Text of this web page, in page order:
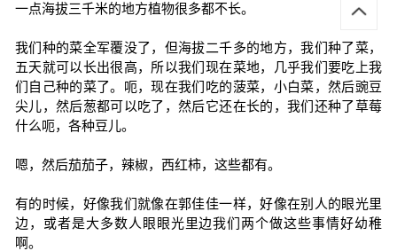
一点海拔三千米的地方植物很多都不长。
我们种的菜全军覆没了，但海拔二千多的地方，我们种了菜，
五天就可以长出很高，所以我们现在菜地，几乎我们要吃上我
们自己种的菜了。呃，现在我们吃的菠菜，小白菜，然后豌豆
尖儿，然后葱都可以吃了，然后它还在长的，我们还种了草莓
什么呃，各种豆儿。
嗯，然后茄茄子，辣椒，西红柿，这些都有。
有的时候，好像我们就像在郭佳佳一样，好像在别人的眼光里
边，或者是大多数人眼眼光里边我们两个做这些事情好幼稚
啊。